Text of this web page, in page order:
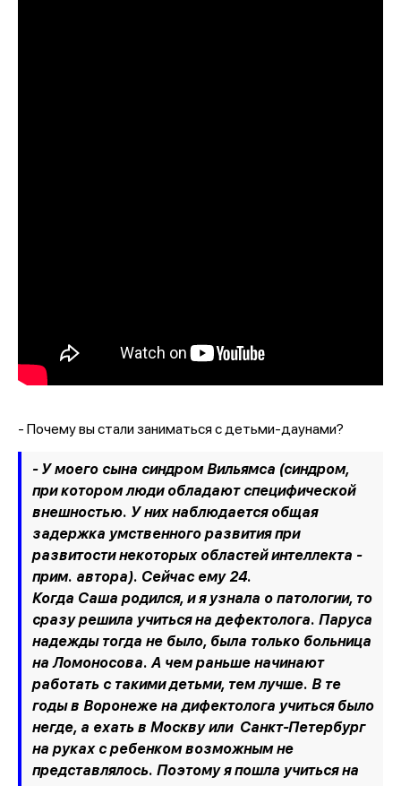
- Почему вы стали заниматься с детьми-даунами?
- У моего сына синдром Вильямса (синдром,
при котором люди обладают специфической
внешностью. У них наблюдается общая
задержка умственного развития при
развитости некоторых областей интеллекта -
прим. автора). Сейчас ему 24.
Когда Саша родился, и я узнала о патологии, то
сразу решила учиться на дефектолога. Паруса
надежды тогда не было, была только больница
на Ломоносова. А чем раньше начинают
работать с такими детьми, тем лучше. В те
годы в Воронеже на дифектолога учиться было
негде, а ехать в Москву или Санкт-Петербург
на руках с ребенком возможным не
представлялось. Поэтому я пошла учиться на